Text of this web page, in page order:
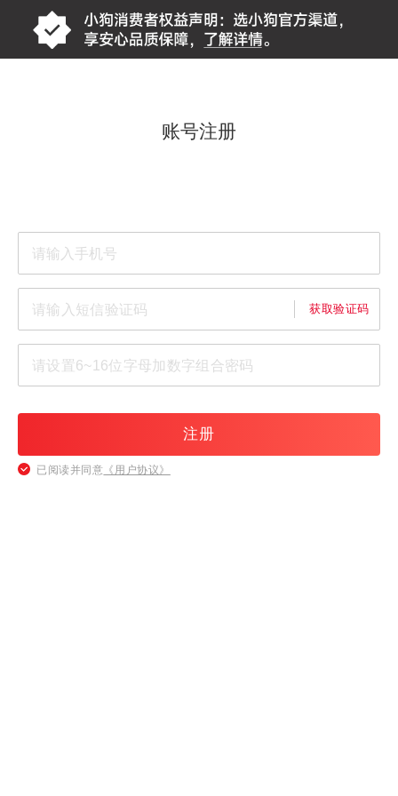
账号注册
获取验证码
注册
已阅读并同意 《用户协议》